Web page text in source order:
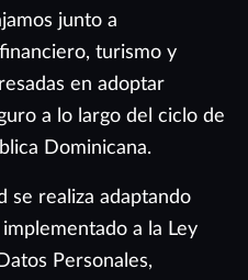
junto a
turismo y
en adoptar
a lo largo del ciclo de
Dominicana.
se realiza adaptando
a la Ley
Personales,